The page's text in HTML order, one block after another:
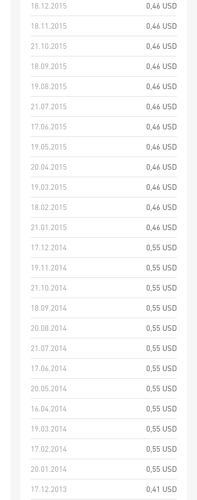
18.12.2015
0,46 USD
18.11.2015
0,46 USD
21.10.2015
0,46 USD
18.09.2015
0,46 USD
19.08.2015
0,46 USD
21.07.2015
0,46 USD
17.06.2015
0,46 USD
19.05.2015
0,46 USD
20.04.2015
0,46 USD
19.03.2015
0,46 USD
18.02.2015
0,46 USD
21.01.2015
0,46 USD
17.12.2014
0,55 USD
19.11.2014
0,55 USD
21.10.2014
0,55 USD
18.09.2014
0,55 USD
20.08.2014
0,55 USD
21.07.2014
0,55 USD
17.06.2014
0,55 USD
20.05.2014
0,55 USD
16.04.2014
0,55 USD
19.03.2014
0,55 USD
17.02.2014
0,55 USD
20.01.2014
0,55 USD
17.12.2013
0,41 USD